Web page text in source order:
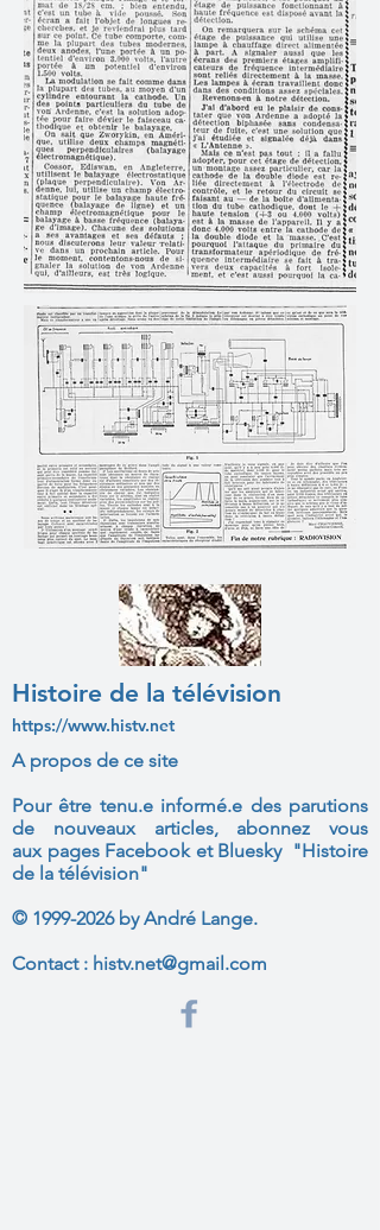
Histoire de la télévision
https://www.histv.net
A propos de ce site
Pour être tenu.e informé.e des parutions
de nouveaux articles, abonnez vous
aux pages Facebook et Bluesky "Histoire
de la télévision"
© 1999-2026by André Lange.
Contact : histv.net@gmail.com